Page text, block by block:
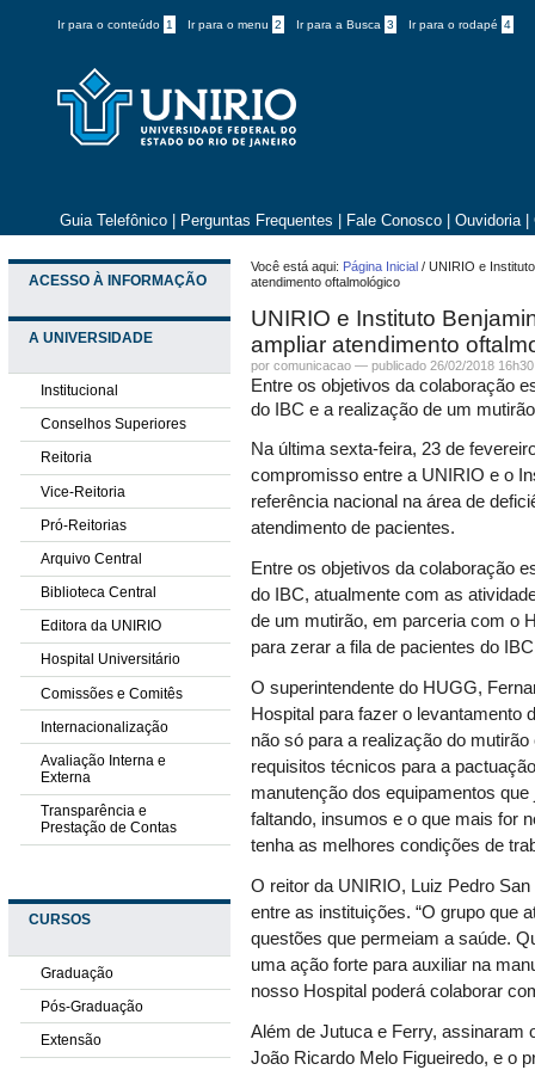
Ir para o conteúdo 1 Ir para o menu 2 Ir para a Busca 3 Ir para o rodapé 4
Guia Telefônico Perguntas Frequentes Fale Conosco Ouvidoria
ACESSO À INFORMAÇÃO
A UNIVERSIDADE
Institucional
Conselhos Superiores
Reitoria
Vice-Reitoria
Pró-Reitorias
Arquivo Central
Biblioteca Central
Editora da UNIRIO
Hospital Universitário
Comissões e Comitês
Internacionalização
Avaliação Interna e
Externa
Transparência e
Prestação de Contas
CURSOS
Graduação
Pós-Graduação
Extensão
Você está aqui: Página Inicial /UNIRIO e
atendimento oftalmológico
UNIRIO e Instituto
ampliar atendimento
por comunicacao —publicado 26/02/2018
Entre os objetivos da colaboração
do IBC e a realização de um
Na última sexta-feira, 23 de
compromisso entre a UNIRIO e o
referência nacional na área de
atendimento de pacientes.
Entre os objetivos da colaboração
do IBC, atualmente com as
de um mutirão, em parceria com o
para zerar a fila de pacientes do
O superintendente do HUGG,
Hospital para fazer o levantamento
não só para a realização do
requisitos técnicos para a
manutenção dos equipamentos
faltando, insumos e o que mais for
tenha as melhores condições de
O reitor da UNIRIO, Luiz Pedro
entre as instituições. “O grupo que
questões que permeiam a saúde.
uma ação forte para auxiliar na
nosso Hospital poderá colaborar
Além de Jutuca e Ferry, assinaram
João Ricardo Melo Figueiredo, e o